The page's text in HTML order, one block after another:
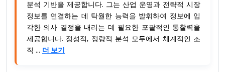
분석 기반을 제공합니다. 그는 산업 운영과 전략적 시장
정보를 연결하는 데 탁월한 능력을 발휘하여 정보에 입
각한 의사 결정을 내리는 데 필요한 포괄적인 통찰력을
제공합니다. 정성적, 정량적 분석 모두에서 체계적인 조
직 ... 더 보기